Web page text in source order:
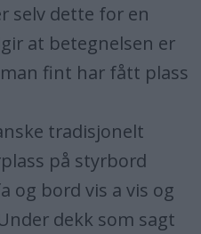
selv dette for en
at betegnelsen er
fint har fått plass
tradisjonelt
på styrbord
og bord vis a vis og
dekk som sagt